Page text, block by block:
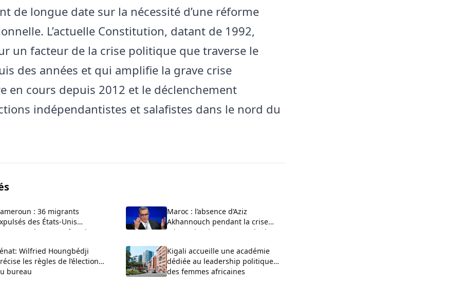
de longue date sur la nécessité d’une réforme
L’actuelle Constitution, datant de 1992,
un facteur de la crise politique que traverse le
des années et qui amplifie la grave crise
en cours depuis 2012 et le déclenchement
indépendantistes et salafistes dans le nord du
: 36 migrants
des États-Unis
contestent leur transfert devant
Maroc : l’absence d’Aziz
Akhannouch pendant la crise
migratoire de Ceuta suscite la
Wilfried Houngbédji
les règles de l’élection
bureau
Kigali accueille une académie
dédiée au leadership politique
des femmes africaines